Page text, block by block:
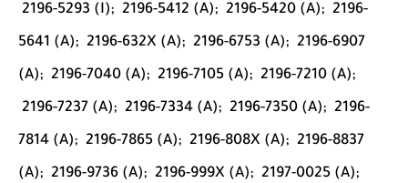
2196-5293 (I); 2196-5412 (A); 2196-5420 (A); 2196-
5641 (A); 2196-632X (A); 2196-6753 (A); 2196-6907
(A); 2196-7040 (A); 2196-7105 (A); 2196-7210 (A);
2196-7237 (A); 2196-7334 (A); 2196-7350 (A); 2196-
7814 (A); 2196-7865 (A); 2196-808X (A); 2196-8837
(A); 2196-9736 (A); 2196-999X (A); 2197-0025 (A);